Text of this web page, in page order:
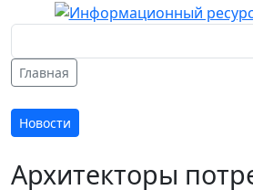
Главная
Новости
Архитекторы